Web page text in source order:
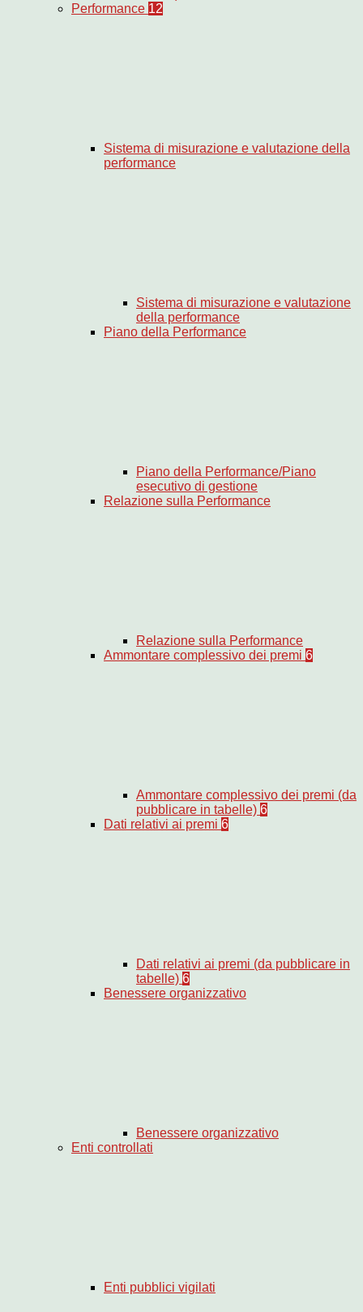
Performance 12
Sistema di misurazione e valutazione della
performance
Sistema di misurazione e valutazione
della performance
Piano della Performance
Piano della Performance/Piano
esecutivo di gestione
Relazione sulla Performance
Relazione sulla Performance
Ammontare complessivo dei premi 6
Ammontare complessivo dei premi (da
pubblicare in tabelle) 6
Dati relativi ai premi 6
Dati relativi ai premi (da pubblicare in
tabelle) 6
Benessere organizzativo
Benessere organizzativo
Enti controllati
Enti pubblici vigilati